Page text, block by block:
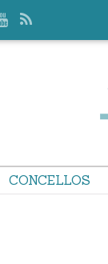
CONCELLOS